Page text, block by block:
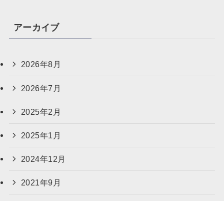
アーカイブ
2026年8月
2026年7月
2025年2月
2025年1月
2024年12月
2021年9月